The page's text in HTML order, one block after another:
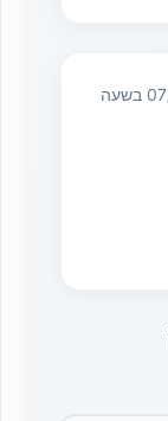
07/11/2025 בשעה